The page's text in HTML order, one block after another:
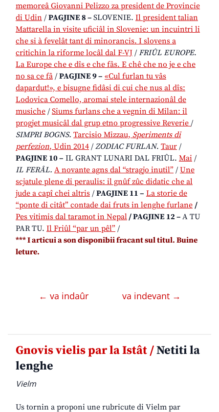
memoreâ Giovanni Pelizzo za president de Provincie
di Udin / PAGJINE 8 – SLOVENIE. Il president talian
Mattarella in visite uficiâl in Slovenie: un incuintri li
che si à fevelât tant di minorancis. I slovens a
critichin la riforme locâl dal F-VJ / FRIÛL EUROPE.
La Europe che e dîs e che fâs. E chê che no je e che
no sa ce fâ / PAGJINE 9 – «Cul furlan tu vâs
dapardut!», e bisugne fidâsi di cui che nus al dîs:
Lodovica Comello, aromai stele internazionâl de
musiche / Siums furlans che a vegnin di Milan: il
progjet musicâl dal grup etno progressive Reverie /
SIMPRI BOGNS. Tarcisio Mizzau, Speriments di
perfezion, Udin 2014 / ZODIAC FURLAN. Taur /
PAGJINE 10 – IL GRANT LUNARI DAL FRIÛL. Mai /
IL FERÂL. A novante agns dal “stragjo inutil” / Une
scjatule plene di peraulis: il gnûf zûc didatic che al
jude a capî chei altris / PAGJINE 11 – La storie de
“ponte di citât” contade dai fruts in lenghe furlane /
Pes vitimis dal taramot in Nepal /PAGJINE 12 – A TU
PAR TU. Il Friûl “par un pêl” /
*** I articui a son disponibii fracant sul titul. Buine
leture.
← va indaûr va indevant →
Gnovis vielis par la Istât /Netiti la
lenghe
Vielm
Us tornin a proponi une rubricute di Vielm par